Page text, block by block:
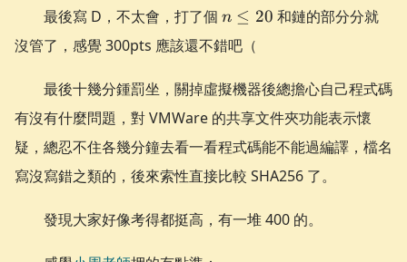
最後寫 D，不太會，打了個 n
20
n ≤ 20 和鏈的部分分就
沒管了，感覺 300pts 應該還不錯吧（
最後十幾分鍾罰坐，關掉虛擬機器後總擔心自己程式碼
有沒有什麼問題，對 VMWare 的共享文件夾功能表示懷
疑，總忍不住各幾分鐘去看一看程式碼能不能過編譯，檔名
寫沒寫錯之類的，後來索性直接比較 SHA256 了。
發現大家好像考得都挺高，有一堆 400 的。